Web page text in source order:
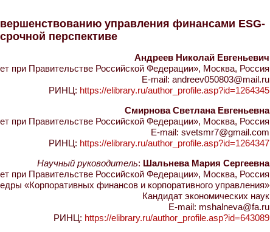
управления финансами ESG-
перспективе
Андреев Николай Евгеньевич
при Правительстве Российской Федерации», Москва, Россия
E-mail: andreev050803@mail.ru
РИНЦ: https://elibrary.ru/author_profile.asp?id=1264345
Смирнова Светлана Евгеньевна
при Правительстве Российской Федерации», Москва, Россия
E-mail: svetsmr7@gmail.com
РИНЦ: https://elibrary.ru/author_profile.asp?id=1264347
Научный руководитель: Шальнева Мария Сергеевна
при Правительстве Российской Федерации», Москва, Россия
«Корпоративных финансов и корпоративного управления»
Кандидат экономических наук
E-mail: mshalneva@fa.ru
РИНЦ: https://elibrary.ru/author_profile.asp?id=643089